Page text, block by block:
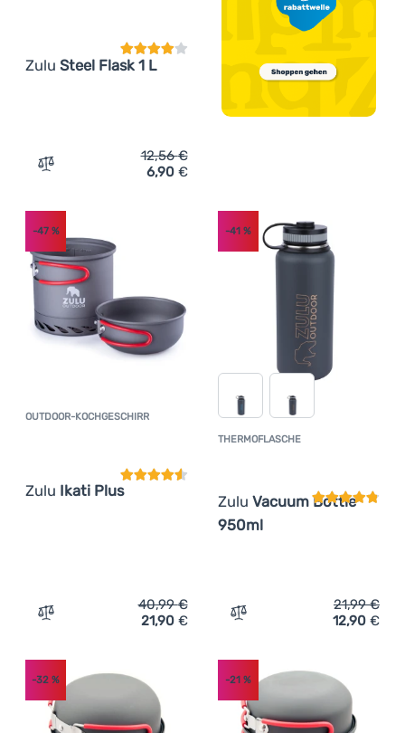
Zulu Steel Flask 1 L
Zum Vergleich 'Flasche Zulu Steel Flask 1 L' hinzufügen
12,56€
6,90 €
OUTDOOR-KOCHGESCHIRR
Zulu Ikati Plus
Kundenbewertung
-47%
Zum Vergleich 'Outdoor-Kochgeschirr Zulu Ikati Plus'
40,99€
21,90 €
THERMOFLASCHE
Zulu Vacuum Bottle
950ml
-41 %
Zum Vergleich
21,99€
12,90 €
-32 % -21%